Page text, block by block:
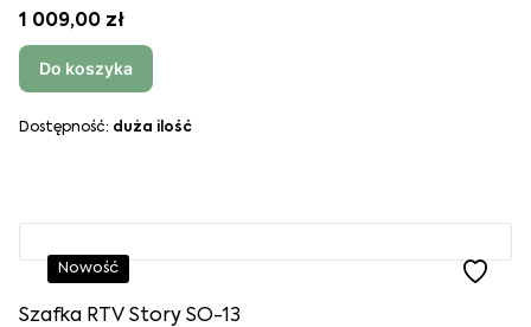
1 009,00 zł
Do koszyka
Dostępność: duża ilość
Nowość
Szafka RTV Story SO-13